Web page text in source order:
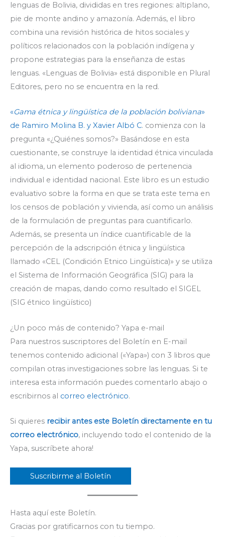
lenguas de Bolivia, divididas en tres regiones: altiplano,
pie de monte andino y amazonía. Además, el libro
combina una revisión histórica de hitos sociales y
políticos relacionados con la población indígena y
propone estrategias para la enseñanza de estas
lenguas. «Lenguas de Bolivia» está disponible en Plural
Editores, pero no se encuentra en la red.
«Gama étnica y lingüística de la población boliviana»
de Ramiro Molina B. y Xavier Albó C. comienza con la
pregunta «¿Quiénes somos?» Basándose en esta
cuestionante, se construye la identidad étnica vinculada
al idioma, un elemento poderoso de pertenencia
individual e identidad nacional. Este libro es un estudio
evaluativo sobre la forma en que se trata este tema en
los censos de población y vivienda, así como un análisis
de la formulación de preguntas para cuantificarlo.
Además, se presenta un índice cuantificable de la
percepción de la adscripción étnica y lingüística
llamado «CEL (Condición Etnico Lingüística)» y se utiliza
el Sistema de Información Geográfica (SIG) para la
creación de mapas, dando como resultado el SIGEL
(SIG étnico lingüístico)
¿Un poco más de contenido? Yapa e-mail
Para nuestros suscriptores del Boletín en E-mail
tenemos contenido adicional («Yapa») con 3 libros que
compilan otras investigaciones sobre las lenguas. Si te
interesa esta información puedes comentarlo abajo o
escribirnos al correo electrónico.
Si quieres recibir antes este Boletín directamente en tu
correo electrónico, incluyendo todo el contenido de la
Yapa, suscríbete ahora!
Suscribirme al Boletín
Hasta aquí este Boletín.
Gracias por gratificarnos con tu tiempo.